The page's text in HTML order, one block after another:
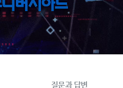
질문과 답변